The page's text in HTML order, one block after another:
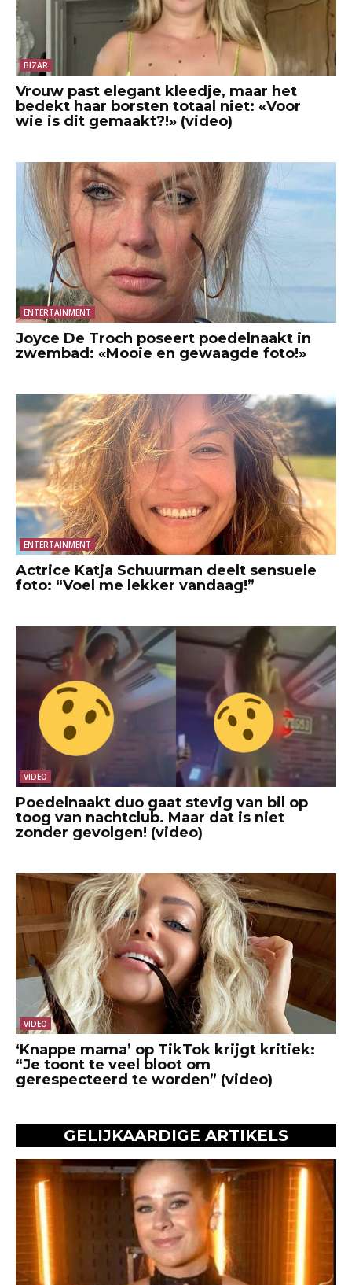
BIZAR
Vrouw past elegant kleedje, maar het
bedekt haar borsten totaal niet: «Voor
wie is dit gemaakt?!» (video)
ENTERTAINMENT
Joyce De Troch poseert poedelnaakt in
zwembad: «Mooie en gewaagde foto!»
ENTERTAINMENT
Actrice Katja Schuurman deelt sensuele
foto: “Voel me lekker vandaag!”
VIDEO
Poedelnaakt duo gaat stevig van bil op
toog van nachtclub. Maar dat is niet
zonder gevolgen! (video)
VIDEO
‘Knappe mama’ op TikTok krijgt kritiek:
“Je toont te veel bloot om
gerespecteerd te worden” (video)
GELIJKAARDIGE ARTIKELS